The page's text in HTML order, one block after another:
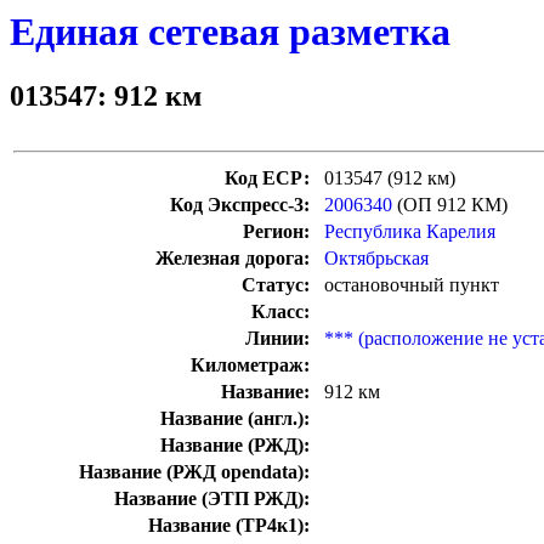
Единая сетевая разметка
013547: 912 км
Код ЕСР:
013547 (912 км)
Код Экспресс-3:
2006340 (ОП 912 КМ)
Регион:
Республика Карелия
Железная дорога:
Октябрьская
Статус:
остановочный пункт
Класс:
Линии:
*** (расположение не
Километраж:
Название:
912 км
Название (англ.):
Название (РЖД):
Название (РЖД opendata):
Название (ЭТП РЖД):
Название (ТР4к1):